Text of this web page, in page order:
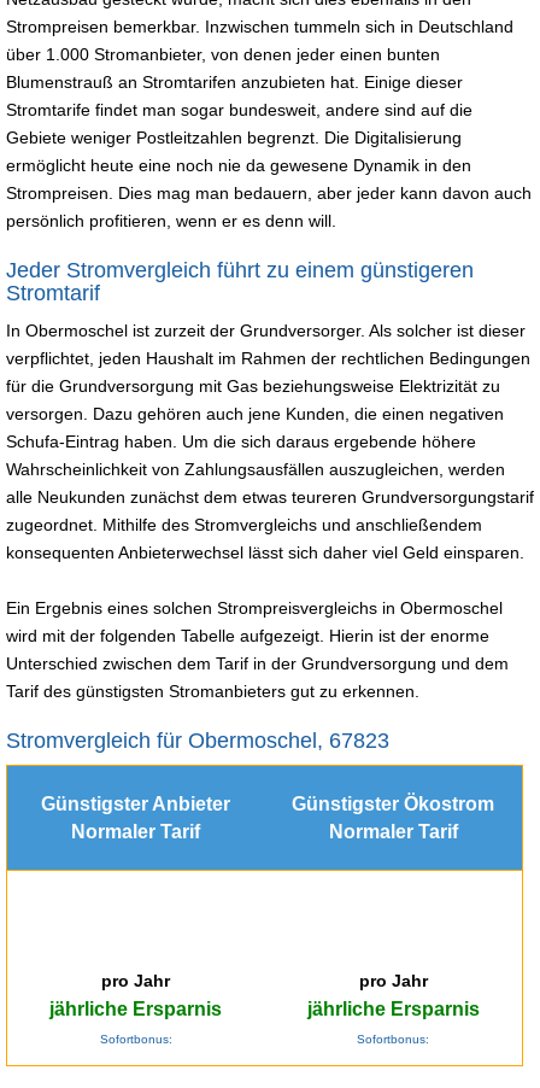
Strompreisen bemerkbar. Inzwischen tummeln sich in Deutschland
über 1.000 Stromanbieter, von denen jeder einen bunten
Blumenstrauß an Stromtarifen anzubieten hat. Einige dieser
Stromtarife findet man sogar bundesweit, andere sind auf die
Gebiete weniger Postleitzahlen begrenzt. Die Digitalisierung
ermöglicht heute eine noch nie da gewesene Dynamik in den
Strompreisen. Dies mag man bedauern, aber jeder kann davon auch
persönlich profitieren, wenn er es denn will.
Jeder Stromvergleich führt zu einem günstigeren
Stromtarif
In Obermoschel ist zurzeit der Grundversorger. Als solcher ist dieser
verpflichtet, jeden Haushalt im Rahmen der rechtlichen Bedingungen
für die Grundversorgung mit Gas beziehungsweise Elektrizität zu
versorgen. Dazu gehören auch jene Kunden, die einen negativen
Schufa-Eintrag haben. Um die sich daraus ergebende höhere
Wahrscheinlichkeit von Zahlungsausfällen auszugleichen, werden
alle Neukunden zunächst dem etwas teureren Grundversorgungstarif
zugeordnet. Mithilfe des Stromvergleichs und anschließendem
konsequenten Anbieterwechsel lässt sich daher viel Geld einsparen.
Ein Ergebnis eines solchen Strompreisvergleichs in Obermoschel
wird mit der folgenden Tabelle aufgezeigt. Hierin ist der enorme
Unterschied zwischen dem Tarif in der Grundversorgung und dem
Tarif des günstigsten Stromanbieters gut zu erkennen.
Stromvergleich für Obermoschel, 67823
Günstigster Anbieter
Normaler Tarif
Günstigster Ökostrom
Normaler Tarif
pro Jahr
jährliche Ersparnis
Sofortbonus:
pro Jahr
jährliche Ersparnis
Sofortbonus: